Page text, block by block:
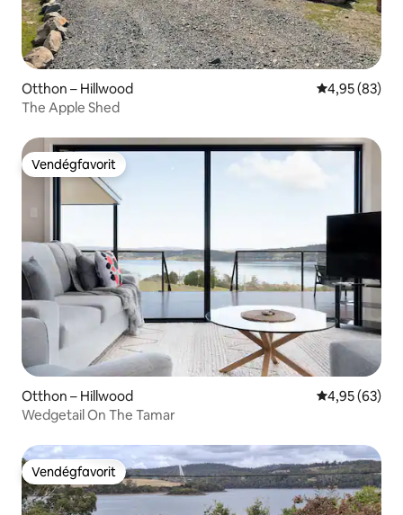
Otthon – Hillwood Átlagos
4,95 (83)
The Apple Shed
Vendégfavorit
Vendégfavorit
Otthon – Hillwood Átlagos
4,95 (63)
Wedgetail On The Tamar
Vendégfavorit
Vendégfavorit